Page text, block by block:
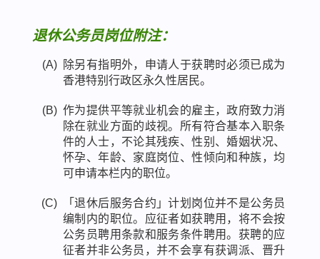
退休公务员岗位附注：
(A)
除另有指明外，申请人于获聘时必须已成为
香港特别行政区永久性居民。
(B) 作为提供平等就业机会的雇主，政府致力消
除在就业方面的歧视。所有符合基本入职条
件的人士，不论其残疾、性别、婚姻状况、
怀孕、年龄、家庭岗位、性倾向和种族，均
可申请本栏内的职位。
(C)
「退休后服务合约」计划岗位并不是公务员
编制内的职位。应征者如获聘用，将不会按
公务员聘用条款和服务条件聘用。获聘的应
征者并非公务员，并不会享有获调派、晋升